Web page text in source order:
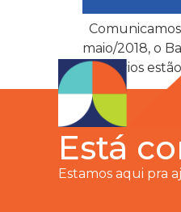
maio/2018, o
bancários
Está
Estamos aqui pra